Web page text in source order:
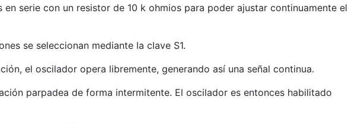
serie con un resistor de 10 k ohmios para poder ajustar continuamente el
se seleccionan mediante la clave S1.
el oscilador opera libremente, generando así una señal continua.
parpadea de forma intermitente. El oscilador es entonces habilitado